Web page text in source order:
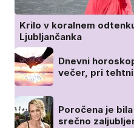
Krilo v koralnem
Ljubljančanka
Dnevni
večer, pri
Poročena je
srečno